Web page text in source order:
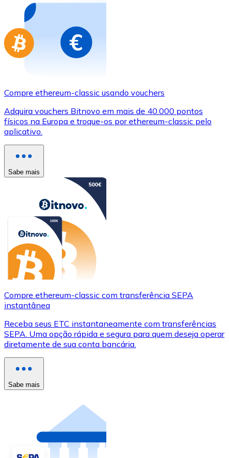
Compre ethereum-classic usando vouchers
Adquira vouchers Bitnovo em mais de 40.000 pontos
físicos na Europa e troque-os por ethereum-classic pelo
aplicativo.
Sabe mais
Compre ethereum-classic com transferência SEPA
instantânea
Receba seus ETC instantaneamente com transferências
SEPA. Uma opção rápida e segura para quem deseja operar
diretamente de sua conta bancária.
Sabe mais